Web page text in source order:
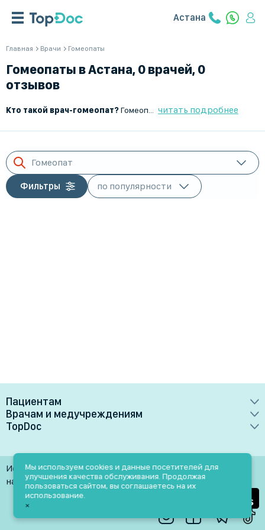
Астана
Главная Врачи Гомеопаты
Гомеопаты в Астана, 0 врачей, 0
отзывов
Кто такой врач-гомеопат?Гомеопат – это специалист, использующий методы альтернативной медицины для лечения различных заболеваний с помощью сверхмалых доз натуральных веществ. Гомеопатия основана на принципе «подобное лечится подобным» и направлена на активацию естественных защитных сил организма. читать подробнее
Гомеопат
Фильтры
Пациентам
Врачи
Клиники
Лаборатории
Услуги
Блог
Акции и скидки
Врачам и медучреждениям
Преимущества
Медучреждениям
Врачам
TopDoc
Контакты
Помощь
Использование материалов разрешено только при
наличии активной ссылки на источник
Мы используем cookies и данные посетителей для
улучшения качества обслуживания. Продолжая
пользоваться сайтом, вы соглашаетесь на их
использование.
×